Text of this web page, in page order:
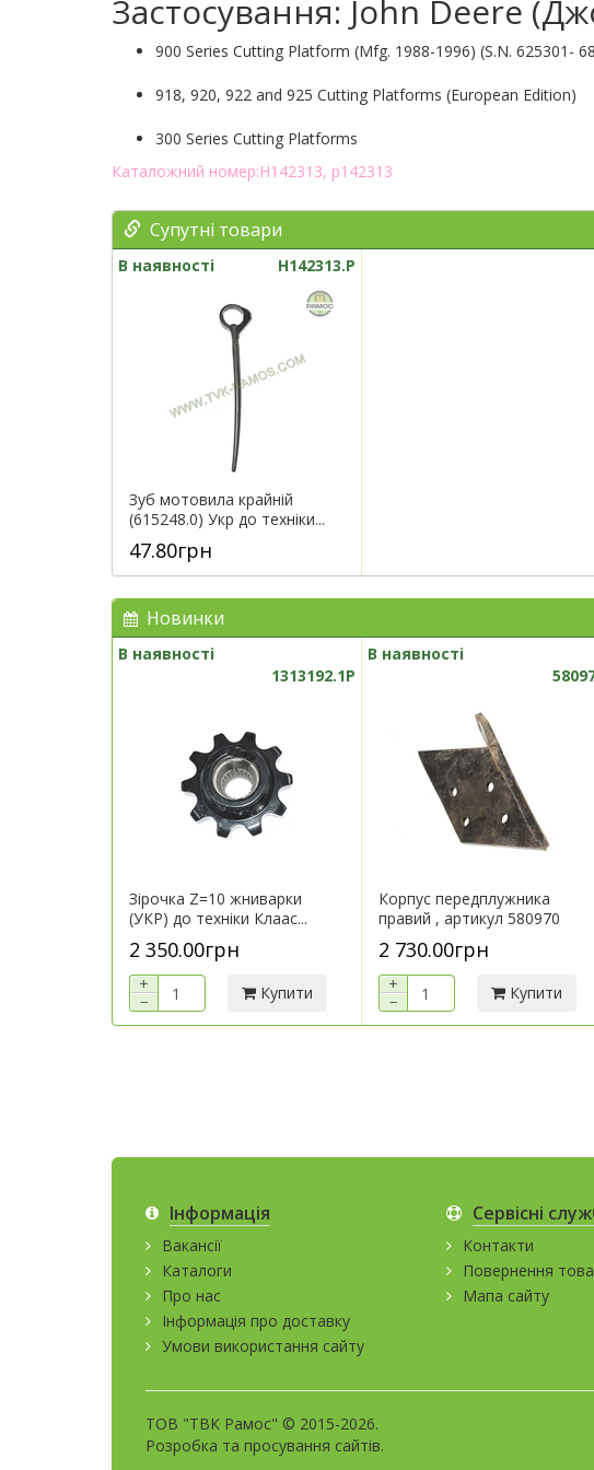
Застосування: John Deere
900 Series Cutting Platform (Mfg. 1988-1996) (S.N. 625301-
918, 920, 922 and 925 Cutting Platforms (European Edition)
300 Series Cutting Platforms
Каталожний номер:H142313, р142313
Супутні товари
В наявності H142313.P
Зуб мотовила крайній
(615248.0) Укр до техніки...
47.80грн
Новинки
В наявності
1313192.1P
Зірочка Z=10 жниварки
(УКР) до техніки Клаас...
2 350.00грн
+
−
Купити
В наявності
Корпус передплужника
правий , артикул 580970
2 730.00грн
+
−
Купити
Інформація
Вакансії
Каталоги
Про нас
Інформація про доставку
Умови використання сайту
Сервісні
Контакти
Повернення
Мапа сайту
ТОВ "ТВК Рамос" © 2015-2026.
Розробка та просування сайтів.